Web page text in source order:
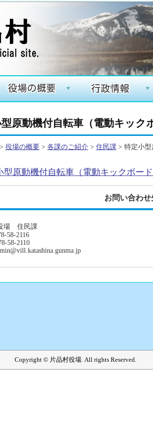
原動機付自転車（電動キック
役場の概要 > 各課のご紹介 > 住民課 > 特定小
型原動機付自転車（電動キックボー
お問い合わせ
場 住民課
58-2116
58-2110
Copyright © 片品村役場. All rights Reserved.